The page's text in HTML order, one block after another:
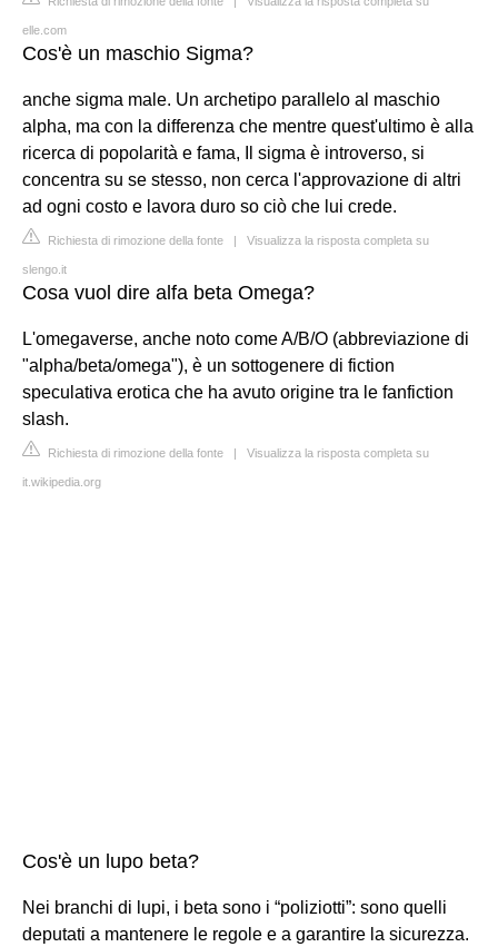
elle.com
Cos'è un maschio Sigma?
anche sigma male. Un archetipo parallelo al maschio
alpha, ma con la differenza che mentre quest'ultimo è alla
ricerca di popolarità e fama, Il sigma è introverso, si
concentra su se stesso, non cerca l'approvazione di altri
ad ogni costo e lavora duro so ciò che lui crede.
Richiesta di rimozione della fonte | Visualizza la risposta completa su
slengo.it
Cosa vuol dire alfa beta Omega?
L'omegaverse, anche noto come A/B/O (abbreviazione di
"alpha/beta/omega"), è un sottogenere di fiction
speculativa erotica che ha avuto origine tra le fanfiction
slash.
Richiesta di rimozione della fonte | Visualizza la risposta completa su
it.wikipedia.org
Cos'è un lupo beta?
Nei branchi di lupi, i beta sono i “poliziotti”: sono quelli
deputati a mantenere le regole e a garantire la sicurezza.